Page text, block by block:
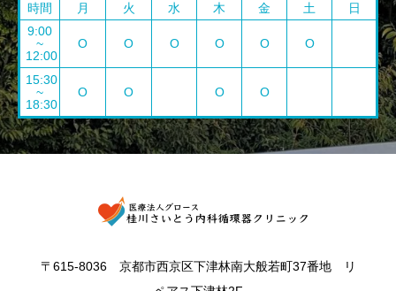
時間 月 火 水 木 金 土
日
9:00
~
12:00
O O O O O O
15:30
~
18:30
O O O O
〒615-8036 京都市西京区下津林南大般若町37番地 リ